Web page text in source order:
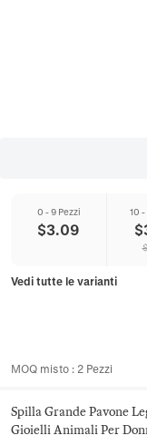
0 - 9 Pezzi
$3.09
10 -
$
$
Vedi tutte le varianti
MOQ misto : 2 Pezzi
Spilla Grande Pavone
Gioielli Animali Per